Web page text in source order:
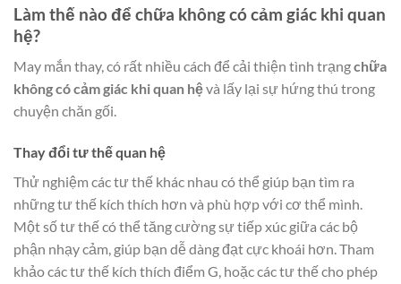
Làm thế nào để chữa không có cảm giác khi quan
hệ?
May mắn thay, có rất nhiều cách để cải thiện tình trạngchữa
không có cảm giác khi quan hệvà lấy lại sự hứng thú trong
chuyện chăn gối.
Thay đổi tư thế quan hệ
Thử nghiệm các tư thế khác nhau có thể giúp bạn tìm ra
những tư thế kích thích hơn và phù hợp với cơ thể mình.
Một số tư thế có thể tăng cường sự tiếp xúc giữa các bộ
phận nhạy cảm, giúp bạn dễ dàng đạt cực khoái hơn. Tham
khảo các tư thế kích thích điểm G, hoặc các tư thế cho phép